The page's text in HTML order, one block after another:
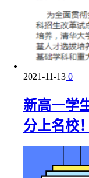
2021-11-13 0
新高一学
分上名校！